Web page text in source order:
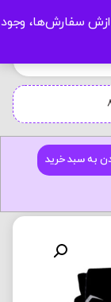
سفارش‌ها، وجود
به سبد خرید